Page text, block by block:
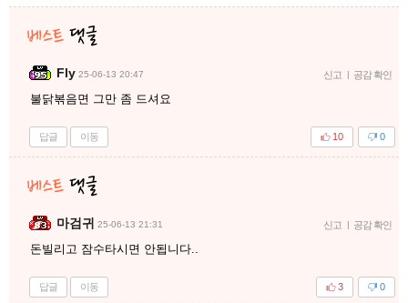
Fly 25-06-13 20:47 신고 | 공감 확인
불닭볶음면 그만 좀 드셔요
답글 이동 0
10
마검귀 25-06-13 21:31 신고 | 공감 확인
돈빌리고 잠수타시면 안됩니다..
답글 이동 0
3